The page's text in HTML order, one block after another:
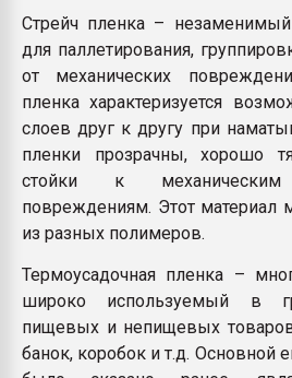
Стрейч пленка –
для паллетирования,
от механических
пленка характеризуется
слоев друг к другу при
пленки прозрачны, хорошо
стойки к
повреждениям. Этот материал
из разных полимеров.
Термоусадочная пленка –
широко используемый в
пищевых и непищевых
банок, коробок и т.д. Основной